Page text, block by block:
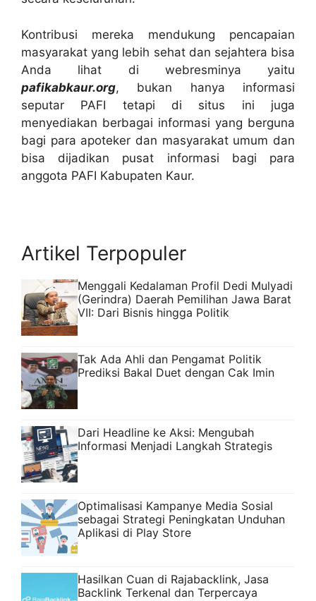
Kontribusi mereka mendukung pencapaian
masyarakat yang lebih sehat dan sejahtera bisa
Anda lihat di webresminya yaitu
pafikabkaur.org, bukan hanya informasi
seputar PAFI tetapi di situs ini juga
menyediakan berbagai informasi yang berguna
bagi para apoteker dan masyarakat umum dan
bisa dijadikan pusat informasi bagi para
anggota PAFI Kabupaten Kaur.
Artikel Terpopuler
Menggali Kedalaman Profil Dedi Mulyadi
(Gerindra) Daerah Pemilihan Jawa Barat
VII: Dari Bisnis hingga Politik
Tak Ada Ahli dan Pengamat Politik
Prediksi Bakal Duet dengan Cak Imin
Dari Headline ke Aksi: Mengubah
Informasi Menjadi Langkah Strategis
Optimalisasi Kampanye Media Sosial
sebagai Strategi Peningkatan Unduhan
Aplikasi di Play Store
Hasilkan Cuan di Rajabacklink, Jasa
Backlink Terkenal dan Terpercaya